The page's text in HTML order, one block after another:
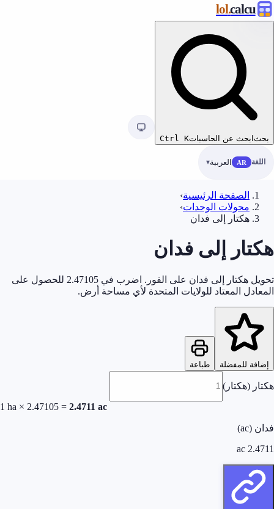
calcu
.lol
بحث ابحث عن الحاسبات Ctrl K
اللغة AR العربية
الصفحة الرئيسية›
محولات الوحدات›
هكتار إلى فدان
هكتار إلى فدان
تحويل هكتار إلى فدان على الفور. اضرب في 2.47105 للحصول على
المعادل المعتاد للولايات المتحدة لأي مساحة أرض.
إضافة للمفضلة طباعة
هكتار (هكتار)
1 ha × 2.47105 = 2.4711 ac
فدان (ac)
2.4711
ac